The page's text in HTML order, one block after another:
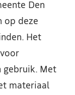
Den
op deze
Het
gebruik. Met
materiaal